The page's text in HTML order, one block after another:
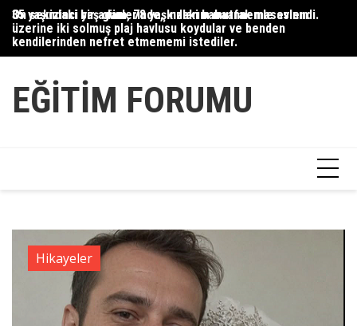
Skip
content
35 yaşındaki bir adam, 78 yaşındaki babaannemle evlendi.
On sekizinci yaş günlerinde, kızlarım mutfak masasının
üzerine iki solmuş plaj havlusu koydular ve benden
kendilerinden nefret etmememi istediler.
EĞITIM FORUMU
Hikayeler